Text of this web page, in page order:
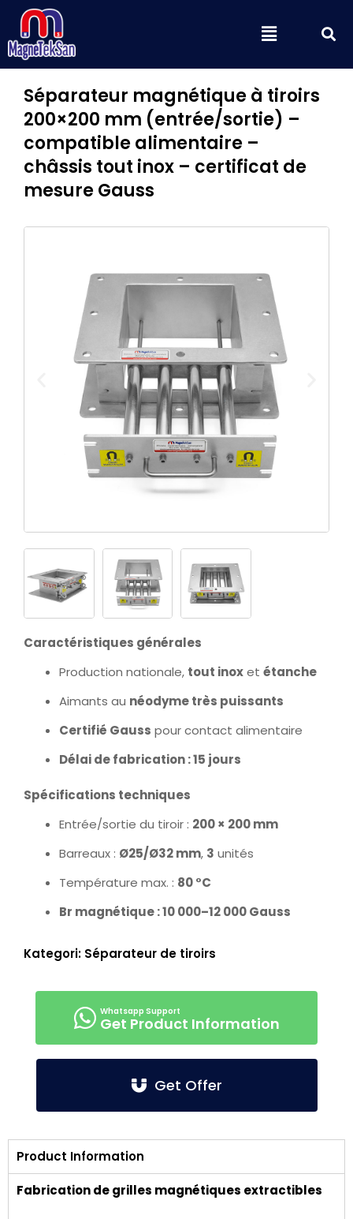
contenu
Menu
Séparateur magnétique à tiroirs
200×200 mm (entrée/sortie) –
compatible alimentaire –
châssis tout inox – certificat de
mesure Gauss
Caractéristiques générales
Production nationale, tout inoxet étanche
Aimants au néodyme très puissants
Certifié Gauss pour contact alimentaire
Délai de fabrication : 15 jours
Spécifications techniques
Entrée/sortie du tiroir : 200 × 200 mm
Barreaux : Ø25/Ø32 mm, 3 unités
Température max. : 80 °C
Br magnétique : 10 000–12 000 Gauss
Kategori: Séparateur de tiroirs
Get Product Information
Get Offer
Product Information
Fabrication de grilles magnétiques extractibles